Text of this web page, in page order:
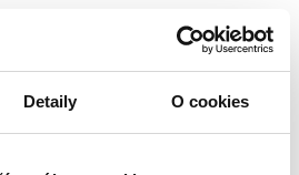
Detaily O cookies